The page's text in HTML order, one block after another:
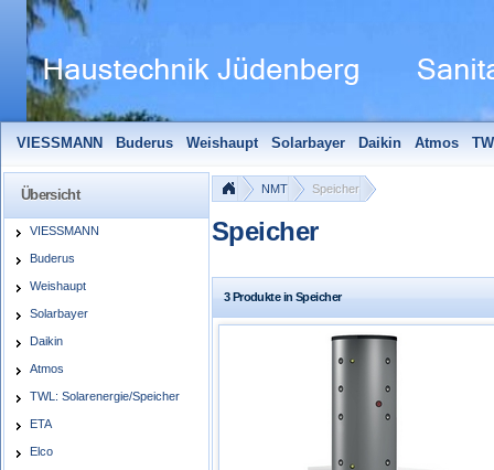
VIESSMANN Buderus Weishaupt Solarbayer Daikin Atmos
Solarfocus
Wolf Pelletmaulwurf + Zubehör Edle Badheizkörper
Übersicht
VIESSMANN
Buderus
Weishaupt
Solarbayer
Daikin
Atmos
TWL: Solarenergie/Speicher
ETA
Elco
NMT Speicher
Speicher
3 Produkte in Speicher